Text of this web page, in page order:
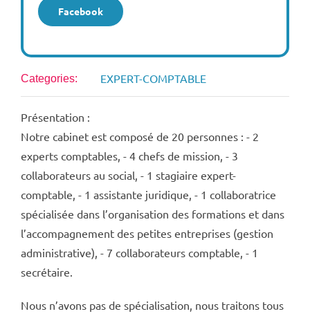
Facebook
Categories: EXPERT-COMPTABLE
Présentation :
Notre cabinet est composé de 20 personnes : - 2
experts comptables, - 4 chefs de mission, - 3
collaborateurs au social, - 1 stagiaire expert-
comptable, - 1 assistante juridique, - 1 collaboratrice
spécialisée dans l’organisation des formations et dans
l’accompagnement des petites entreprises (gestion
administrative), - 7 collaborateurs comptable, - 1
secrétaire.
Nous n’avons pas de spécialisation, nous traitons tous